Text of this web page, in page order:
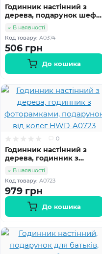
Годинник настінний з
дерева, подарунок шефу,
подарунок директору,
подарунок босу HWD-
A0374
В наявності
Код товару: A0374
506 грн
До кошика
0
Годинник настінний з
дерева, годинник з
фоторамками, подарунок
від колег HWD-A0723
В наявності
Код товару: A0723
979 грн
До кошика